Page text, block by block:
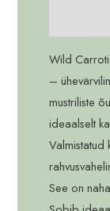
Wild Carroti
–
mustriliste
ideaalselt
Valmistatud
See on